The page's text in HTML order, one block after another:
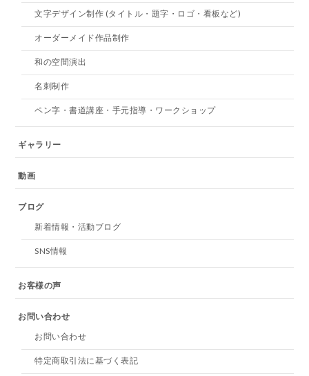
文字デザイン制作 (タイトル・題字・ロゴ・看板など)
オーダーメイド作品制作
和の空間演出
名刺制作
ペン字・書道講座・手元指導・ワークショップ
ギャラリー
動画
ブログ
新着情報・活動ブログ
SNS情報
お客様の声
お問い合わせ
お問い合わせ
特定商取引法に基づく表記